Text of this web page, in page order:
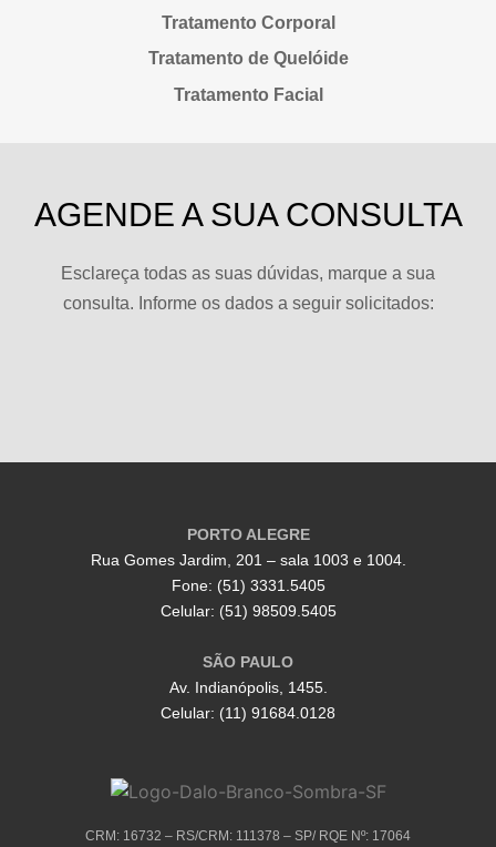
Tratamento Corporal
Tratamento de Quelóide
Tratamento Facial
AGENDE A SUA CONSULTA
Esclareça todas as suas dúvidas, marque a sua
consulta. Informe os dados a seguir solicitados:
PORTO ALEGRE
Rua Gomes Jardim, 201 – sala 1003 e 1004.
Fone: (51) 3331.5405
Celular: (51) 98509.5405
SÃO PAULO
Av. Indianópolis, 1455.
Celular: (11) 91684.0128
CRM: 16732 – RS/CRM: 111378 – SP/ RQE Nº: 17064